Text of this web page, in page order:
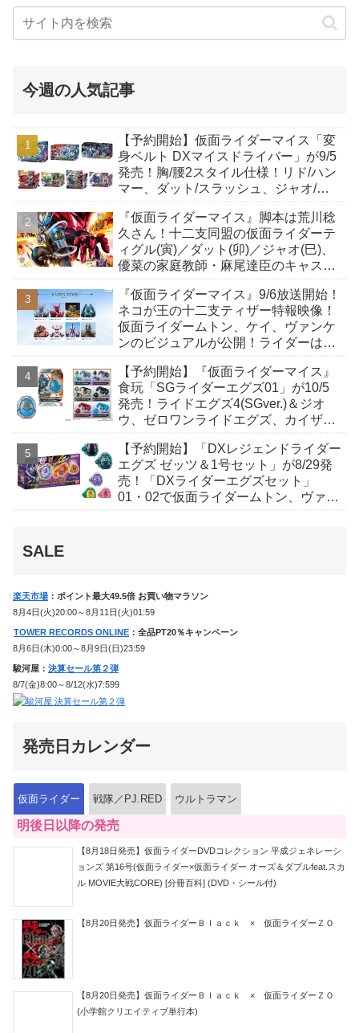
今週の人気記事
【予約開始】仮面ライダーマイス「変
身ベルト DXマイスドライバー」が9/5
発売！胸/腰2スタイル仕様！リド/ハン
マー、ダット/スラッシュ、ジャオ/バ
も！
『仮面ライダーマイス』脚本は荒川稔
久さん！十二支同盟の仮面ライダーテ
ィグル(寅)／ダット(卯)／ジャオ(巳)、
優菜の家庭教師・麻尾達臣のキャスト
んも変身！
『仮面ライダーマイス』9/6放送開始！
ネコが王の十二支ティザー特報映像！
仮面ライダームトン、ケイ、ヴァンケ
ンのビジュアルが公開！ライダーは子
【予約開始】『仮面ライダーマイス』
食玩「SGライダーエグズ01」が10/5
発売！ライドエグズ4(SGver.)＆ジオ
ウ、ゼロワンライドエグズ、カイザ、
【予約開始】「DXレジェンドライダー
エグズ ゼッツ＆1号セット」が8/29発
売！「DXライダーエグズセット」
01・02で仮面ライダームトン、ヴァン
SALE
楽天市場 ：ポイント最大49.5倍 お買い物マラソン
8月4日(火)20:00～8月11日(火)01:59
TOWER RECORDS ONLINE ：全品PT20％キャンペーン
8月6日(木)0:00～8月9日(日)23:59
駿河屋： 決算セール第２弾
8/7(金)8:00～8/12(水)7:599
発売日カレンダー
仮面ライダー 戦隊／PJ.RED ウルトラマン
明後日以降の発売
【8月18日発売】仮面ライダーDVDコレクション 平成ジェネレーシ
ョンズ 第16号(仮面ライダー×仮面ライダー オーズ＆ダブルfeat.スカ
ル MOVIE大戦CORE) [分冊百科] (DVD・シール付)
【8月20日発売】仮面ライダーＢｌａｃｋ × 仮面ライダーＺＯ
【8月20日発売】仮面ライダーＢｌａｃｋ × 仮面ライダーＺＯ
(小学館クリエイティブ単行本)